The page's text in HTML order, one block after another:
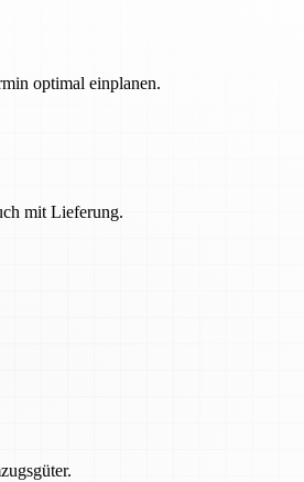
optimal einplanen.
mit Lieferung.